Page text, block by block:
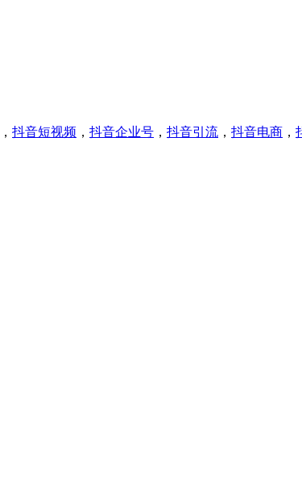
， 抖音短视频 ， 抖音企业号 ， 抖音引流 ， 抖音电商 ，